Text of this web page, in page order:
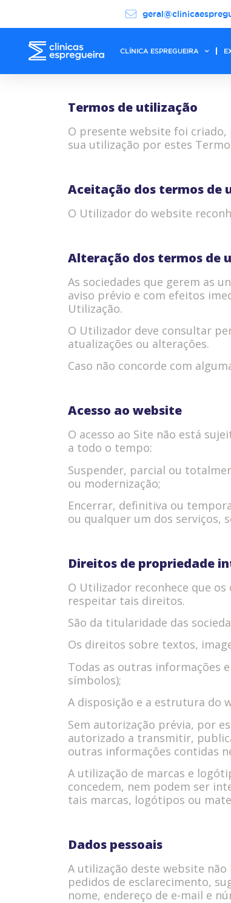
CLÍNICA ESPREGUEIRA
Termos de utilização
O presente website foi criado,
sua utilização por estes
Aceitação dos termos de
O Utilizador do website
Alteração dos termos de
As sociedades que gerem as
aviso prévio e com efeitos
Utilização.
O Utilizador deve consultar
atualizações ou alterações.
Caso não concorde com
Acesso ao website
O acesso ao Site não está
a todo o tempo:
Suspender, parcial ou
ou modernização;
Encerrar, definitiva ou
ou qualquer um dos serviços,
Direitos de propriedade
O Utilizador reconhece que
respeitar tais direitos.
São da titularidade das
Os direitos sobre textos,
Todas as outras informações
símbolos);
A disposição e a estrutura do
Sem autorização prévia, por
autorizado a transmitir,
outras informações contidas
A utilização de marcas e
concedem, nem podem ser
tais marcas, logótipos ou
Dados pessoais
A utilização deste website
pedidos de esclarecimento,
nome, endereço de e-mail e